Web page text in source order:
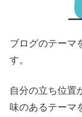
ブログのテーマ
す。
自分の立ち位置
味のあるテーマ